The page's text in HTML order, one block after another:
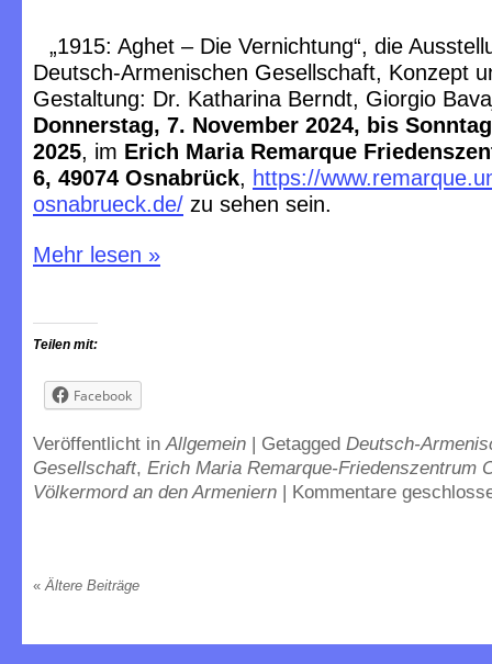
„1915: Aghet – Die Vernichtung“, die
Deutsch-Armenischen Gesellschaft, Konzept
Gestaltung: Dr. Katharina Berndt, Giorgio
Donnerstag, 7. November 2024, bis
2025, im Erich Maria Remarque
6, 49074 Osnabrück, https://
osnabrueck.de/ zu sehen sein.
Mehr lesen »
Teilen mit:
Facebook
Veröffentlicht in Allgemein | Getagged Deutsch-
Gesellschaft, Erich Maria Remarque-Friedenszentrum
Völkermord an den Armeniern | Kommentare
« Ältere Beiträge